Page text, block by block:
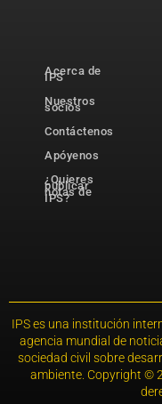
Acerca de
IPS
Nuestros
socios
Contáctenos
Apóyenos
¿Quieres
publicar
notas de
IPS?
IPS es una institución
agencia mundial de
sociedad civil sobre
ambiente. Copyright ©